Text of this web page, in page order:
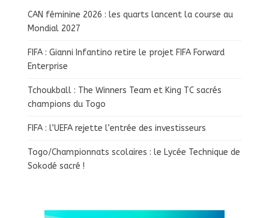
CAN féminine 2026 : les quarts lancent la course au
Mondial 2027
FIFA : Gianni Infantino retire le projet FIFA Forward
Enterprise
Tchoukball : The Winners Team et King TC sacrés
champions du Togo
FIFA : l’UEFA rejette l’entrée des investisseurs
Togo/Championnats scolaires : le Lycée Technique de
Sokodé sacré !